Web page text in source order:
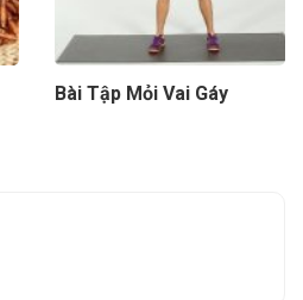
Bài Tập Mỏi Vai Gáy